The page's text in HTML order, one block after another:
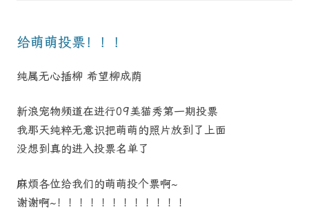
给萌萌投票！！！
纯属无心插柳 希望柳成荫
新浪宠物频道在进行09美猫秀第一期投票
我那天纯粹无意识把萌萌的照片放到了上面
没想到真的进入投票名单了
麻烦各位给我们的萌萌投个票啊~
谢谢啊~！！！！！！！！！！！！